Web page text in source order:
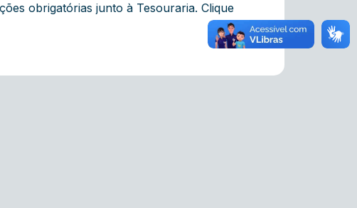
obrigatórias junto à Tesouraria. Clique